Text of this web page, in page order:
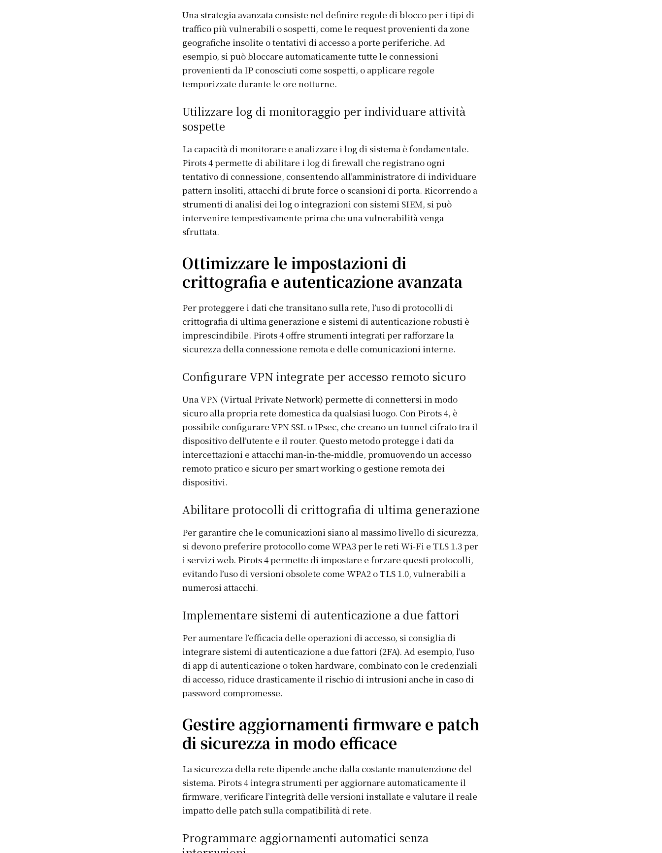
S’abonner pour plus de contenus
Mon compte
Plan du site
Afrique
Amériques
Una strategia avanzata consiste nel definire regole di blocco per i tipi di
traffico più vulnerabili o sospetti, come le request provenienti da zone
geografiche insolite o tentativi di accesso a porte periferiche. Ad
esempio, si può bloccare automaticamente tutte le connessioni
provenienti da IP conosciuti come sospetti, o applicare regole
temporizzate durante le ore notturne.
Utilizzare log di monitoraggio per individuare attività
sospette
La capacità di monitorare e analizzare i log di sistema è fondamentale.
Pirots 4 permette di abilitare i log di firewall che registrano ogni
tentativo di connessione, consentendo all’amministratore di individuare
pattern insoliti, attacchi di brute force o scansioni di porta. Ricorrendo a
strumenti di analisi dei log o integrazioni con sistemi SIEM, si può
intervenire tempestivamente prima che una vulnerabilità venga
sfruttata.
Ottimizzare le impostazioni di
crittografia e autenticazione avanzata
Per proteggere i dati che transitano sulla rete, l’uso di protocolli di
crittografia di ultima generazione e sistemi di autenticazione robusti è
imprescindibile. Pirots 4 offre strumenti integrati per rafforzare la
sicurezza della connessione remota e delle comunicazioni interne.
Configurare VPN integrate per accesso remoto sicuro
Una VPN (Virtual Private Network) permette di connettersi in modo
sicuro alla propria rete domestica da qualsiasi luogo. Con Pirots 4, è
possibile configurare VPN SSL o IPsec, che creano un tunnel cifrato tra il
dispositivo dell’utente e il router. Questo metodo protegge i dati da
intercettazioni e attacchi man-in-the-middle, promuovendo un accesso
remoto pratico e sicuro per smart working o gestione remota dei
dispositivi.
Abilitare protocolli di crittografia di ultima generazione
Per garantire che le comunicazioni siano al massimo livello di sicurezza,
si devono preferire protocollo come WPA3 per le reti Wi-Fi e TLS 1.3 per
i servizi web. Pirots 4 permette di impostare e forzare questi protocolli,
evitando l’uso di versioni obsolete come WPA2 o TLS 1.0, vulnerabili a
numerosi attacchi.
Implementare sistemi di autenticazione a due fattori
Per aumentare l’efficacia delle operazioni di accesso, si consiglia di
integrare sistemi di autenticazione a due fattori (2FA). Ad esempio, l’uso
di app di autenticazione o token hardware, combinato con le credenziali
di accesso, riduce drasticamente il rischio di intrusioni anche in caso di
password compromesse.
Gestire aggiornamenti firmware e patch
di sicurezza in modo efficace
La sicurezza della rete dipende anche dalla costante manutenzione del
sistema. Pirots 4 integra strumenti per aggiornare automaticamente il
firmware, verificare l’integrità delle versioni installate e valutare il reale
impatto delle patch sulla compatibilità di rete.
Programmare aggiornamenti automatici senza